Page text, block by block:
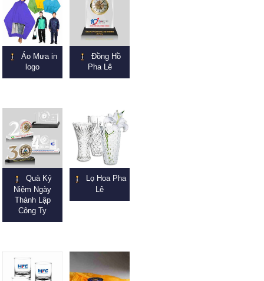
Áo Mưa in
logo
Đồng Hồ
Pha Lê
Quà Kỷ
Niệm Ngày
Thành Lập
Công Ty
Lọ Hoa Pha
Lê